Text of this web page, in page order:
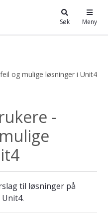
Søk Meny
og mulige løsninger i Unit4
-
til løsninger på